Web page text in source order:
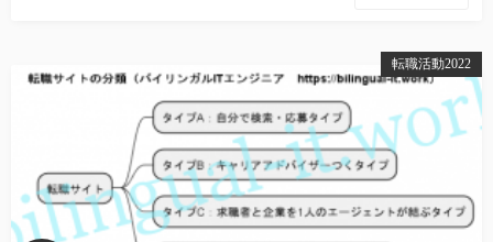
転職活動2022